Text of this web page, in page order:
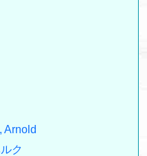
Arnold
ク